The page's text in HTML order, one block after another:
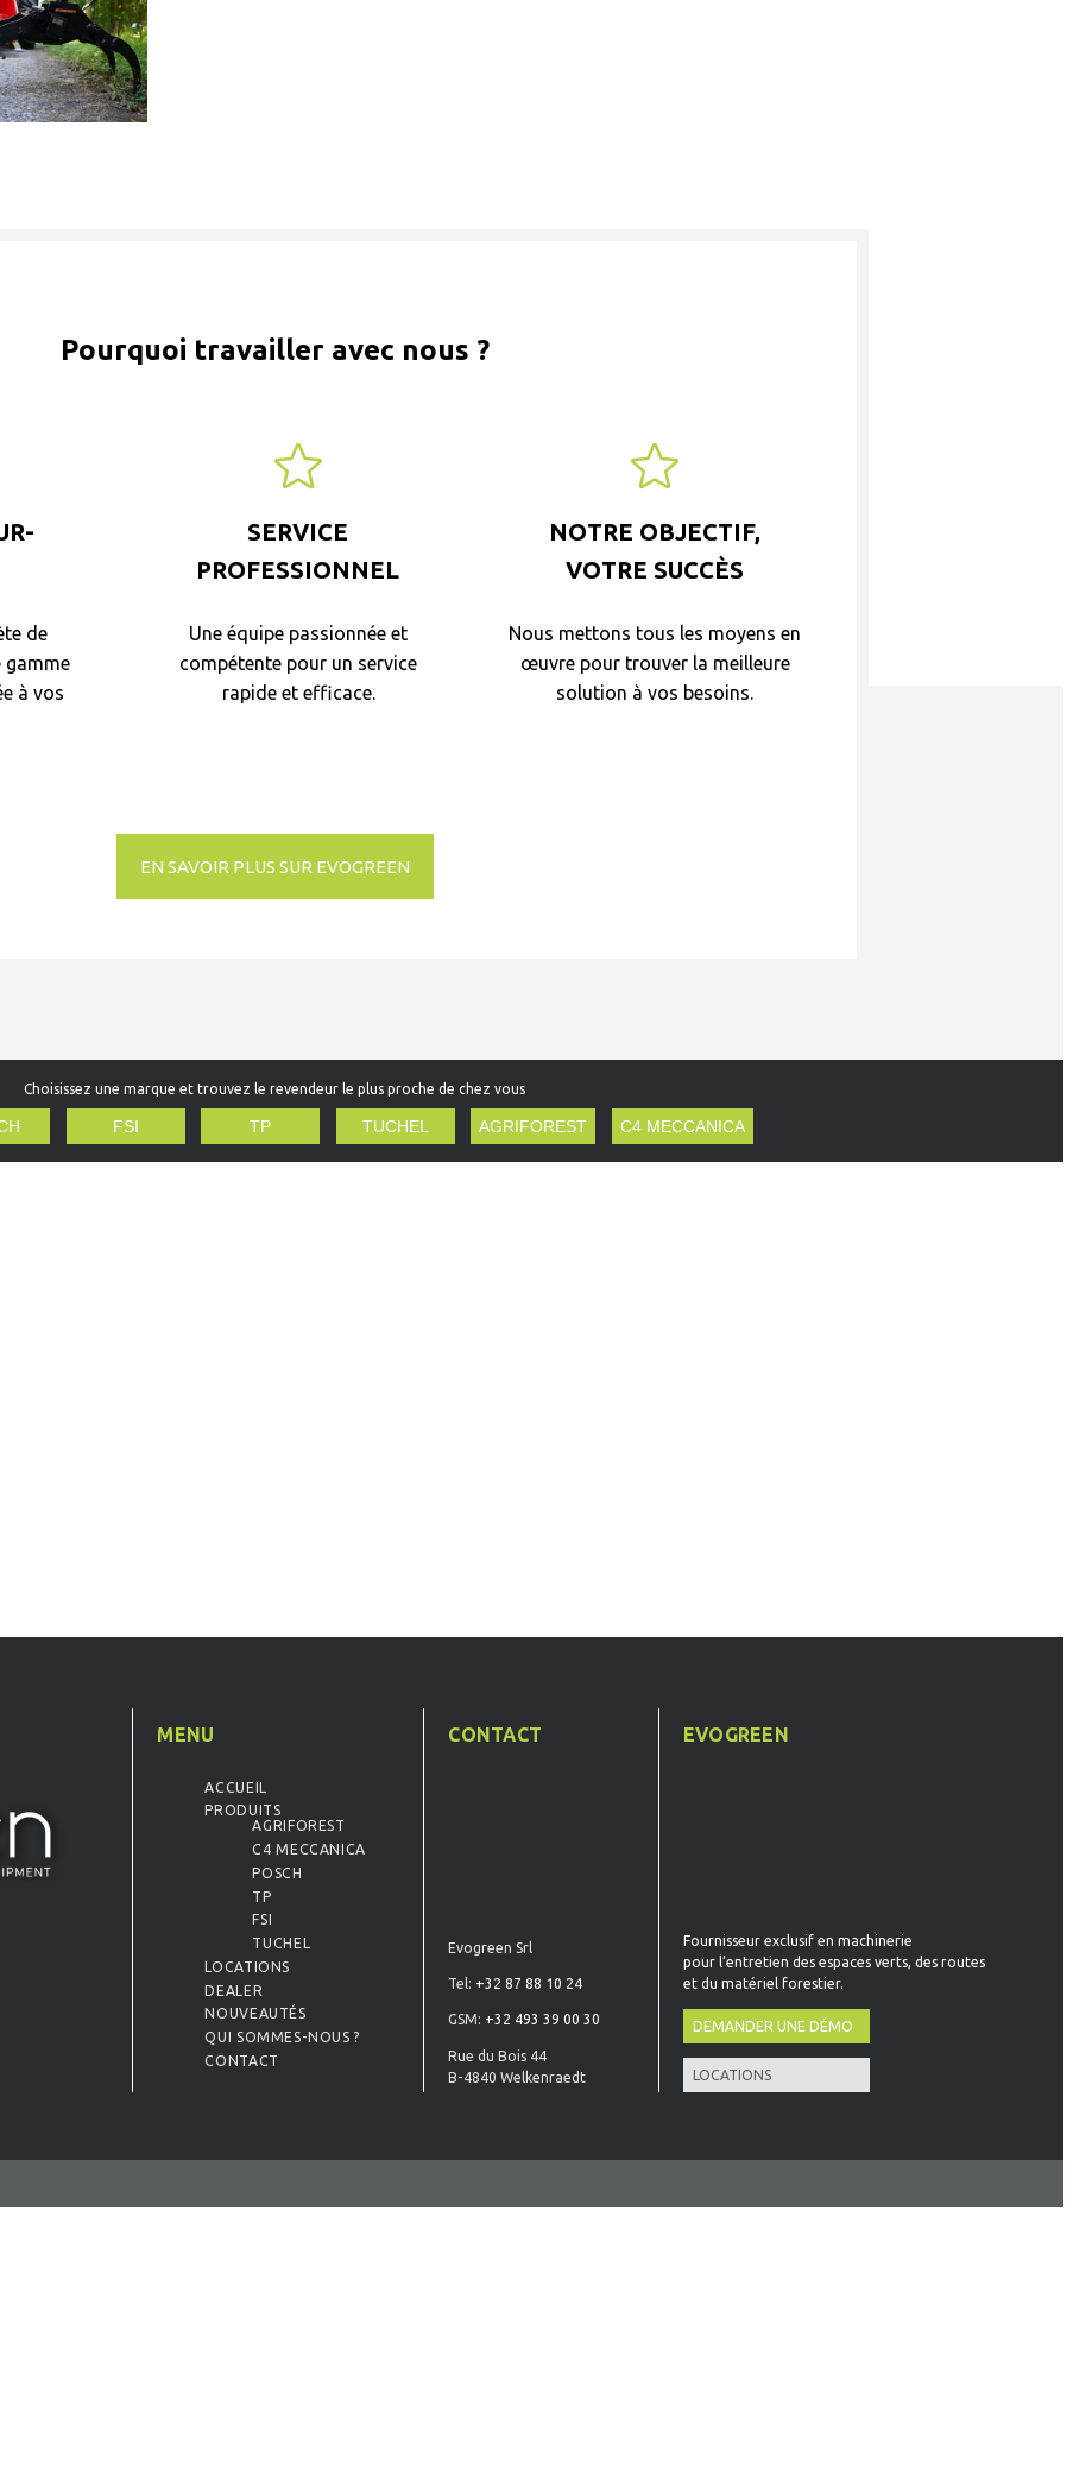
Pourquoi travailler avec nous ?
de
gamme
à vos
SERVICE
PROFESSIONNEL
Une équipe passionnée et
compétente pour un service
rapide et efficace.
NOTRE OBJECTIF,
VOTRE SUCCÈS
Nous mettons tous les moyens en
œuvre pour trouver la meilleure
solution à vos besoins.
EN SAVOIR PLUS SUR EVOGREEN
Choisissez une marque et trouvez le revendeur le plus proche de chez vous
FSI TP TUCHEL AGRIFOREST C4 MECCANICA
MENU
ACCUEIL
PRODUITS
AGRIFOREST
C4 MECCANICA
POSCH
TP
FSI
TUCHEL
LOCATIONS
DEALER
NOUVEAUTÉS
QUI SOMMES-NOUS ?
CONTACT
CONTACT
Evogreen Srl
Tel: +32 87 88 10 24
GSM: +32 493 39 00 30
Rue du Bois 44
B-4840 Welkenraedt
EVOGREEN
Fournisseur exclusif en machinerie
pour l’entretien des espaces verts, des routes
et du matériel forestier.
DEMANDER UNE DÉMO
LOCATIONS